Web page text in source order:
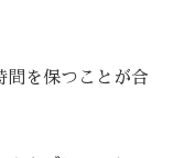
間を保つことが合